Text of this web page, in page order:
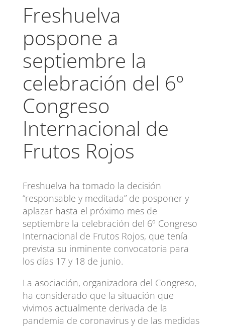
Freshuelva
pospone a
septiembre la
celebración del 6º
Congreso
Internacional de
Frutos Rojos
Freshuelva ha tomado la decisión
“responsable y meditada” de posponer y
aplazar hasta el próximo mes de
septiembre la celebración del 6º Congreso
Internacional de Frutos Rojos, que tenía
prevista su inminente convocatoria para
los días 17 y 18 de junio.
La asociación, organizadora del Congreso,
ha considerado que la situación que
vivimos actualmente derivada de la
pandemia de coronavirus y de las medidas